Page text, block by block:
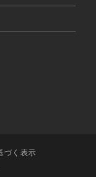
づく表示